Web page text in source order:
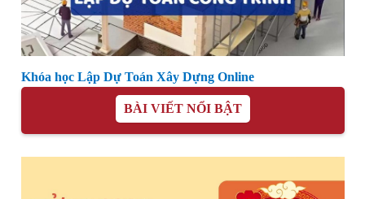
Khóa học Lập Dự Toán Xây Dựng Online
BÀI VIẾT NỔI BẬT